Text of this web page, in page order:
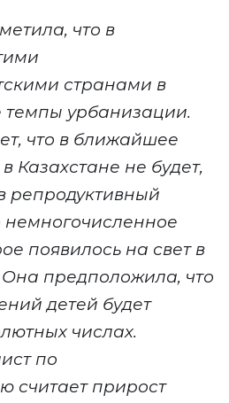
что в
странами в
темпы урбанизации.
что в ближайшее
Казахстане не будет,
репродуктивный
немногочисленное
появилось на свет в
Она предположила, что
детей будет
числах.
по
считает прирост